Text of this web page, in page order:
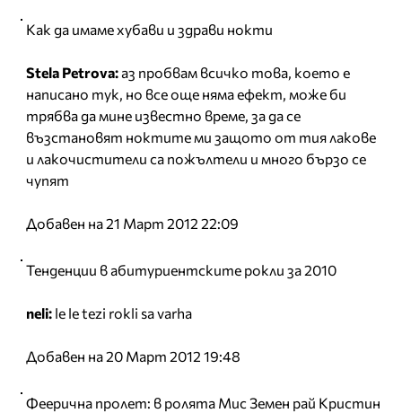
Как да имаме хубави и здрави нокти
Stela Petrova: аз пробвам всичко това, което е
написано тук, но все още няма ефект, може би
трябва да мине известно време, за да се
възстановят ноктите ми защото от тия лакове
и лакочистители са пожълтели и много бързо се
чупят
Добавен на 21 Март 2012 22:09
Тенденции в абитуриентските рокли за 2010
neli: le le tezi rokli sa varha
Добавен на 20 Март 2012 19:48
Феерична пролет: в ролята Мис Земен рай Кристин